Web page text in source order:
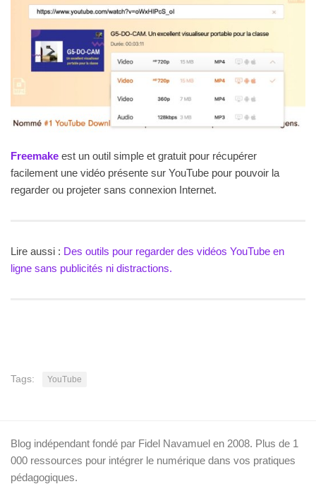
Freemake est un outil simple et gratuit pour récupérer
facilement une vidéo présente sur YouTube pour pouvoir la
regarder ou projeter sans connexion Internet.
Lire aussi : Des outils pour regarder des vidéos YouTube en
ligne sans publicités ni distractions.
Tags: YouTube
Blog indépendant fondé par Fidel Navamuel en 2008. Plus de 1
000 ressources pour intégrer le numérique dans vos pratiques
pédagogiques.